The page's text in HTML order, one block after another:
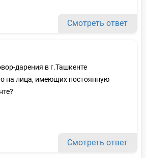
Смотреть ответ
дарения в г.Ташкенте
на лица, имеющих постоянную
Смотреть ответ